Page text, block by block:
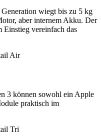
wiegt bis zu 5 kg
aber internem Akku. Der
vereinfach das
3 können sowohl ein Apple
praktisch im